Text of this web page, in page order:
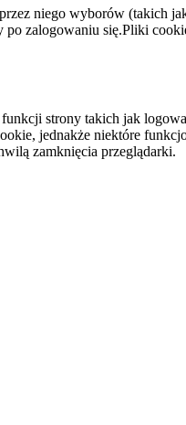
niego wyborów (takich
zalogowaniu się.Pliki
strony takich jak
jednakże niektóre
zamknięcia przeglądarki.